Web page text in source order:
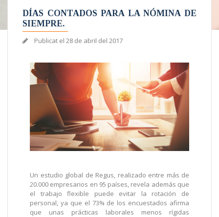
DÍAS CONTADOS PARA LA NÓMINA DE
SIEMPRE.
Publicat el 28 de abril del 2017
Un estudio global de Regus, realizado entre más de
20.000 empresarios en 95 países, revela además que
el trabajo flexible puede evitar la rotación de
personal, ya que el 73% de los encuestados afirma
que unas prácticas laborales menos rígidas